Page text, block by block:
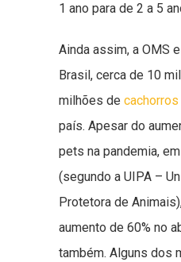
1 ano para de 2 a 5
Ainda assim, a OMS
Brasil, cerca de 10
milhões de
país. Apesar do
pets na pandemia,
(segundo a UIPA –
Protetora de
aumento de 60% no
também. Alguns dos